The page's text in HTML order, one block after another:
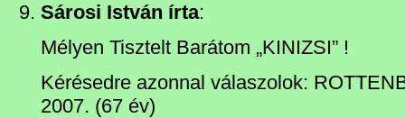
Sárosi István írta:
Mélyen Tisztelt Barátom „KINIZSI” !
Kérésedre azonnal válaszolok:
2007. (67 év)